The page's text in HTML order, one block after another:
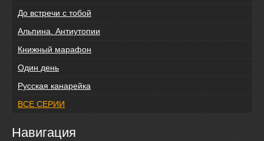
До встречи с тобой
Альпина. Антиутопии
Книжный марафон
Один день
Русская канарейка
ВСЕ СЕРИИ
Навигация